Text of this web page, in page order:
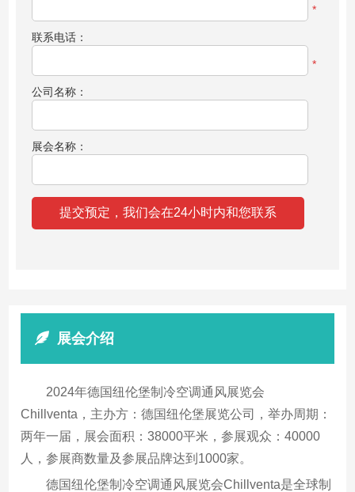
*
联系电话：
*
公司名称：
展会名称：
展会介绍
2024年德国纽伦堡制冷空调通风展览会
Chillventa，主办方：德国纽伦堡展览公司，举办周期：
两年一届，展会面积：38000平米，参展观众：40000
人，参展商数量及参展品牌达到1000家。
德国纽伦堡制冷空调通风展览会Chillventa是全球制